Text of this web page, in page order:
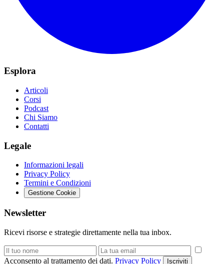
Esplora
Articoli
Corsi
Podcast
Chi Siamo
Contatti
Legale
Informazioni legali
Privacy Policy
Termini e Condizioni
Gestione Cookie
Newsletter
Ricevi risorse e strategie direttamente nella tua inbox.
Acconsento al trattamento dei dati. Privacy Policy Iscriviti